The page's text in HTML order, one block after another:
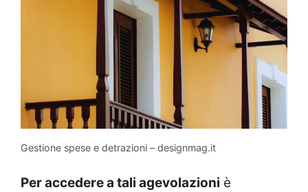
Gestione spese e detrazioni – designmag.it
Per accedere a tali agevolazioni è